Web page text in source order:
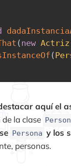
( new Actriz
(
aquí el
la clase
Persona y los
personas.